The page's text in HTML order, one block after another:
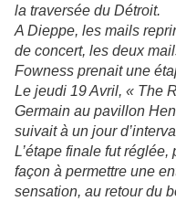
la traversée du Détroit.
A Dieppe, les mails
de concert, les deux
Fowness prenait une
Le jeudi 19 Avril, « The
Germain au pavillon
suivait à un jour
L’étape finale fut réglée,
façon à permettre une
sensation, au retour du